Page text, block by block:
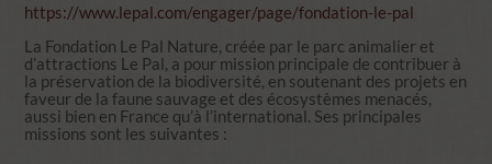
https://www.lepal.com/engager/page/fondation-le-pal
La Fondation Le Pal Nature, créée par le parc animalier et
d’attractions Le Pal, a pour mission principale de contribuer à
la préservation de la biodiversité, en soutenant des projets en
faveur de la faune sauvage et des écosystèmes menacés,
aussi bien en France qu’à l’international. Ses principales
missions sont les suivantes :